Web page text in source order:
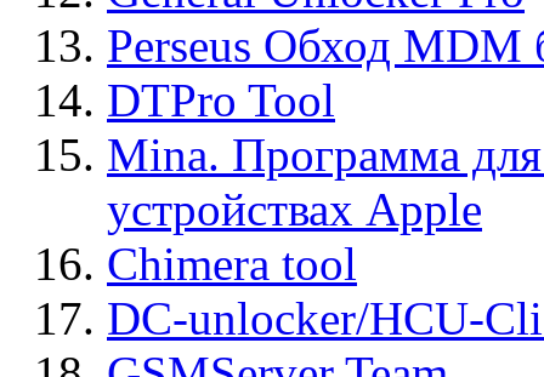
Perseus Обход MDM
DTPro Tool
Mina. Программа
устройствах Apple
Chimera tool
DC-unlocker/HCU-